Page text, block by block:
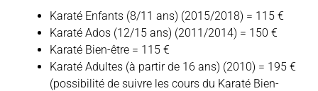
Karaté Enfants (8/11 ans) (2015/2018) = 115 €
Karaté Ados (12/15 ans) (2011/2014) = 150 €
Karaté Bien-être = 115 €
Karaté Adultes (à partir de 16 ans) (2010) = 195 €
(possibilité de suivre les cours du Karaté Bien-